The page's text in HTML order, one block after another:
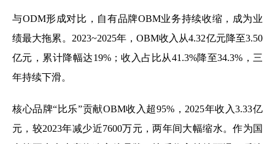
与ODM形成对比，自有品牌OBM业务持续收缩，成为业
绩最大拖累。2023~2025年，OBM收入从4.32亿元降至3.50
亿元，累计降幅达19%；收入占比从41.3%降至34.3%，三
年持续下滑。
核心品牌“比乐”贡献OBM收入超95%，2025年收入3.33亿
元，较2023年减少近7600万元，两年间大幅缩水。作为国